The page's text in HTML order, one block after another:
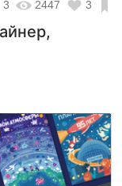
3 2447 3